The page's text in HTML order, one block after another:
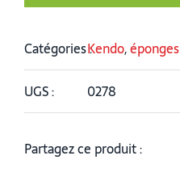
Catégories :Kendo,éponges
UGS : 0278
Partagez ce produit :